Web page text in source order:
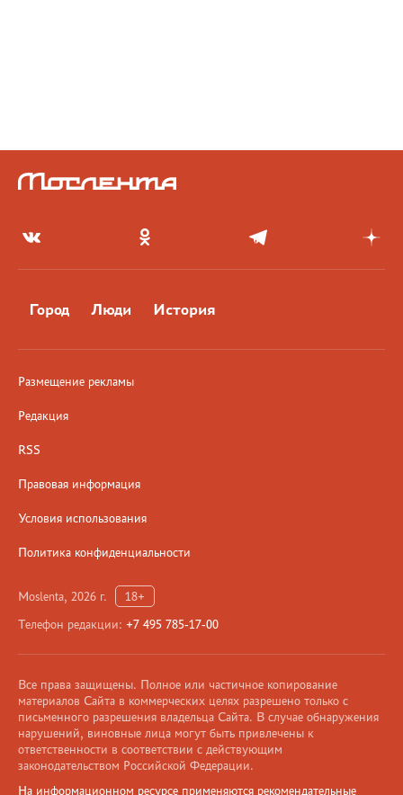
Город Люди История
Размещение рекламы
Редакция
RSS
Правовая информация
Условия использования
Политика конфиденциальности
Moslenta, 2026 г.
18+
Телефон редакции: +7 495 785-17-00
Все права защищены. Полное или частичное копирование
материалов Сайта в коммерческих целях разрешено только с
письменного разрешения владельца Сайта. В случае обнаружения
нарушений, виновные лица могут быть привлечены к
ответственности в соответствии с действующим
законодательством Российской Федерации.
На информационном ресурсе применяются рекомендательные